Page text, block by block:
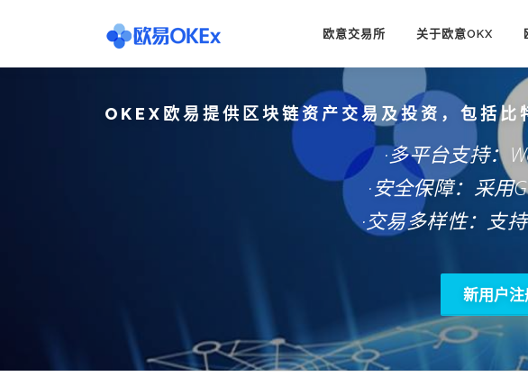
欧意交易所 关于欧意OKX
OKEX欧易提供区块链资产交易及投资，包括
·多平台支持：
·安全保障：采用
·交易多样性：支
新用户